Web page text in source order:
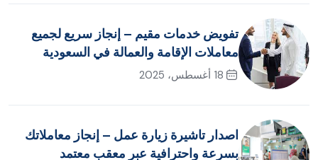
تفويض خدمات مقيم – إنجاز سريع لجميع
معاملات الإقامة والعمالة في السعودية
18 أغسطس، 2025
اصدار تاشيرة زيارة عمل – إنجاز معاملاتك
بسرعة واحترافية عبر معقب معتمد